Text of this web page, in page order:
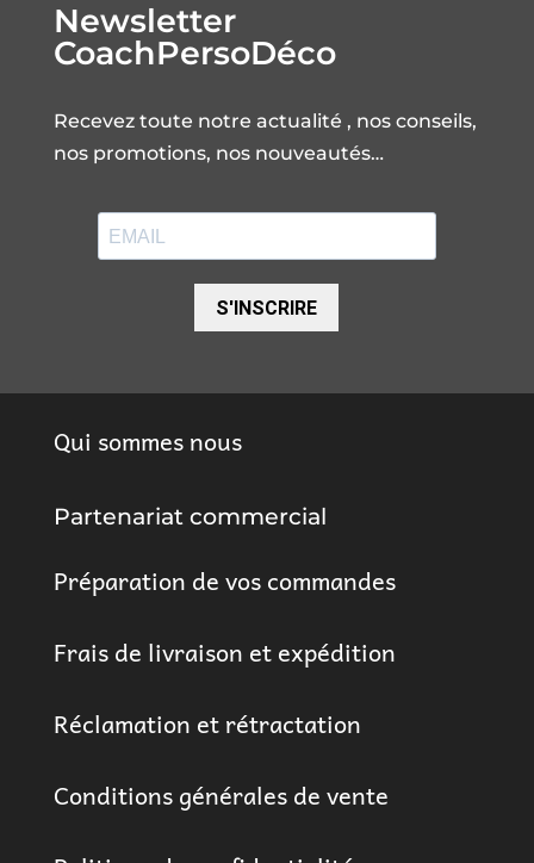
Newsletter
CoachPersoDéco
Recevez toute notre actualité , nos conseils,
nos promotions, nos nouveautés…
S'INSCRIRE
Qui sommes nous
Partenariat commercial
Préparation de vos commandes
Frais de livraison et expédition
Réclamation et rétractation
Conditions générales de vente